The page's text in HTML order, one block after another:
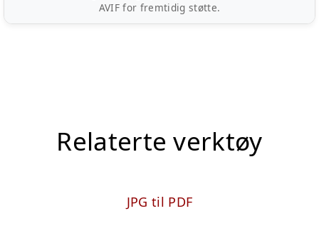
AVIF for fremtidig støtte.
Relaterte verktøy
JPG til PDF